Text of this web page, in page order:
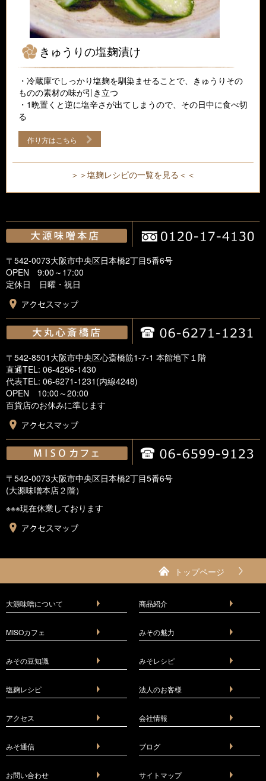
きゅうりの塩麹漬け
・冷蔵庫でしっかり塩麹を馴染ませることで、きゅうりその
ものの素材の味が引き立つ
・1晩置くと逆に塩辛さが出てしまうので、その日中に食べ切
る
作り方はこちら
＞＞塩麹レシピの一覧を見る＜＜
〒542-0073大阪市中央区日本橋2丁目5番6号
OPEN 9:00～17:00
定休日 日曜・祝日
〒542-8501大阪市中央区心斎橋筋1-7-1 本館地下１階
直通TEL: 06-4256-1430
代表TEL: 06-6271-1231(内線4248)
OPEN 10:00～20:00
百貨店のお休みに準じます
〒542-0073大阪市中央区日本橋2丁目5番6号
(大源味噌本店２階）
※※※現在休業しております
トップページ
大源味噌について 商品紹介
MISOカフェ みその魅力
みその豆知識 みそレシピ
塩麹レシピ 法人のお客様
アクセス 会社情報
みそ通信 ブログ
お問い合わせ サイトマップ